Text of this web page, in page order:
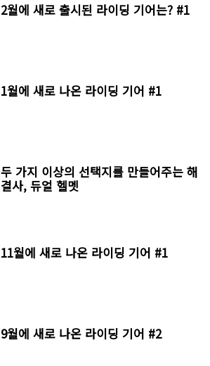
2월에 새로 출시된 라이딩 기어는? #1
1월에 새로 나온 라이딩 기어 #1
두 가지 이상의 선택지를 만들어주는 해
결사, 듀얼 헬멧
11월에 새로 나온 라이딩 기어 #1
9월에 새로 나온 라이딩 기어 #2